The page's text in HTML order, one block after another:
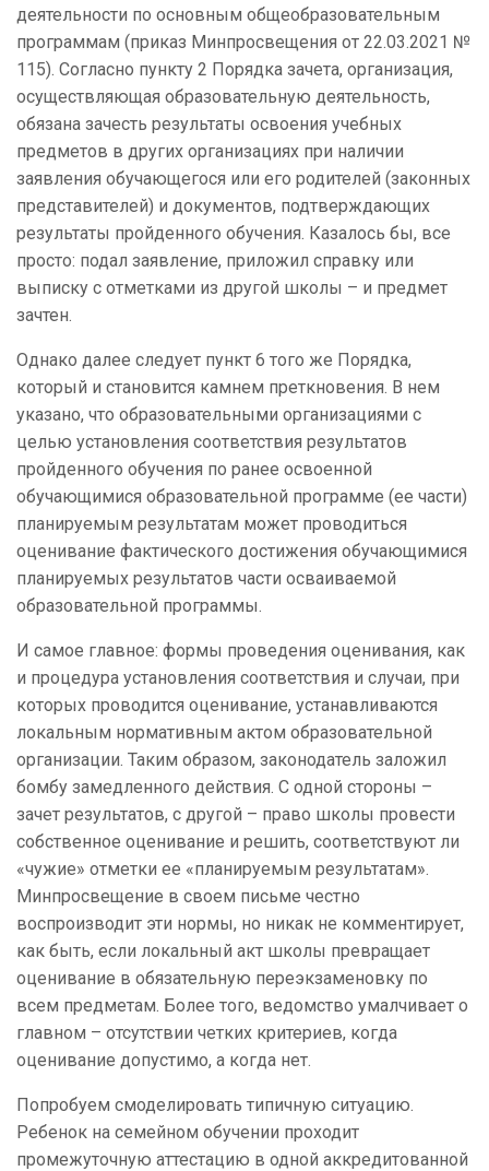
деятельности по основным общеобразовательным
программам (приказ Минпросвещения от 22.03.2021 №
115). Согласно пункту 2 Порядка зачета, организация,
осуществляющая образовательную деятельность,
обязана зачесть результаты освоения учебных
предметов в других организациях при наличии
заявления обучающегося или его родителей (законных
представителей) и документов, подтверждающих
результаты пройденного обучения. Казалось бы, все
просто: подал заявление, приложил справку или
выписку с отметками из другой школы – и предмет
зачтен.
Однако далее следует пункт 6 того же Порядка,
который и становится камнем преткновения. В нем
указано, что образовательными организациями с
целью установления соответствия результатов
пройденного обучения по ранее освоенной
обучающимися образовательной программе (ее части)
планируемым результатам может проводиться
оценивание фактического достижения обучающимися
планируемых результатов части осваиваемой
образовательной программы.
И самое главное: формы проведения оценивания, как
и процедура установления соответствия и случаи, при
которых проводится оценивание, устанавливаются
локальным нормативным актом образовательной
организации. Таким образом, законодатель заложил
бомбу замедленного действия. С одной стороны –
зачет результатов, с другой – право школы провести
собственное оценивание и решить, соответствуют ли
«чужие» отметки ее «планируемым результатам».
Минпросвещение в своем письме честно
воспроизводит эти нормы, но никак не комментирует,
как быть, если локальный акт школы превращает
оценивание в обязательную переэкзаменовку по
всем предметам. Более того, ведомство умалчивает о
главном – отсутствии четких критериев, когда
оценивание допустимо, а когда нет.
Попробуем смоделировать типичную ситуацию.
Ребенок на семейном обучении проходит
промежуточную аттестацию в одной аккредитованной